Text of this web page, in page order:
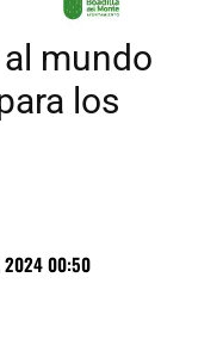
mundo
los
2024 00:50